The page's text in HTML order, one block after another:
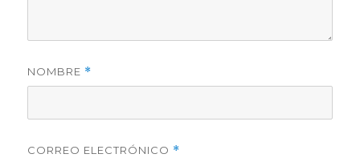
NOMBRE *
CORREO ELECTRÓNICO *